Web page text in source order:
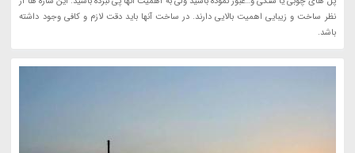
نظر ساخت و زیبایی اهمیت بالایی دارند. در ساخت آنها باید دقت لازم و کافی وجود داشته
باشد.